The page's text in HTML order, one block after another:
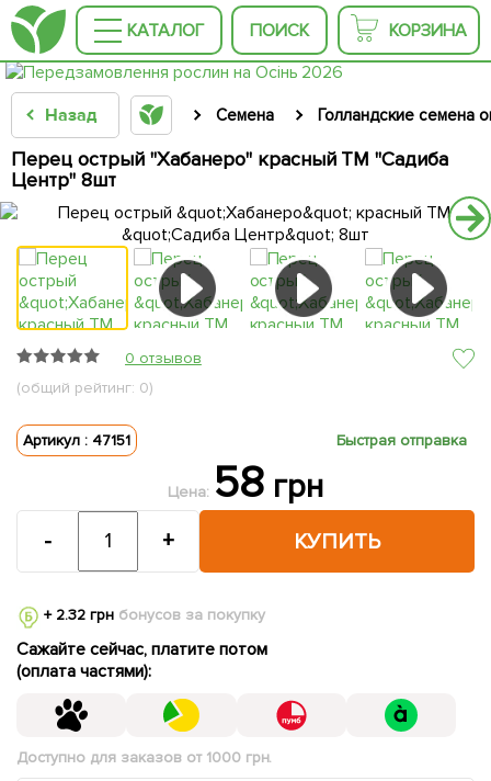
КАТАЛОГ ПОИСК КОРЗИНА
Назад Семена Голландские семена
Перец острый "Хабанеро" красный ТМ "Садиба
Центр" 8шт
0 отзывов
(общий рейтинг: 0)
Артикул : 47151 Быстрая отправка
Цена: 58грн
КУПИТЬ
- +
+ 2.32 грнбонусов за покупку
Сажайте сейчас, платите потом
(оплата частями):
Доступно для заказов от 1000 грн.